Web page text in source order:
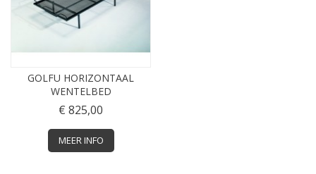
GOLFU HORIZONTAAL
WENTELBED
€ 825,00
MEER INFO